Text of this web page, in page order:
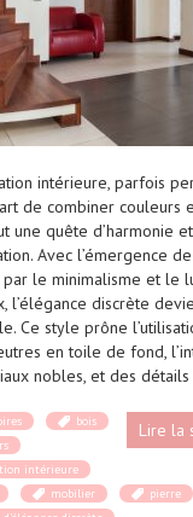
intérieure, parfois
de combiner couleurs
une quête d’harmonie
Avec l’émergence
le minimalisme et le
l’élégance discrète
Ce style prône
en toile de fond,
nobles, et des
Lire la
bois
intérieure
mobilier
pierre